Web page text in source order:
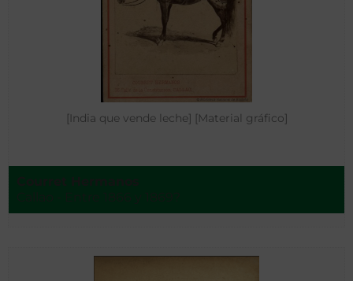
[India que vende leche] [Material gráfico]